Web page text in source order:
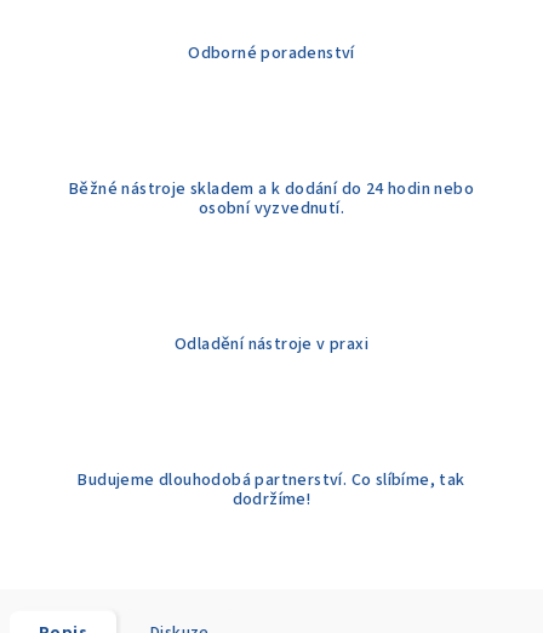
Odborné poradenství
Běžné nástroje skladem a k dodání do 24 hodin nebo
osobní vyzvednutí.
Odladění nástroje v praxi
Budujeme dlouhodobá partnerství. Co slíbíme, tak
dodržíme!